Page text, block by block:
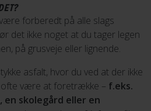
forberedt på alle slags
det ikke noget at du tager legen
på grusveje eller lignende.
asfalt, hvor du ved at der ikke
ofte være at foretrække – f.eks.
en skolegård eller en